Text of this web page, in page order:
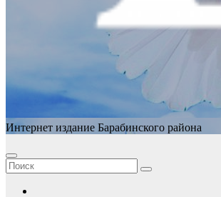
Интернет издание Барабинского района